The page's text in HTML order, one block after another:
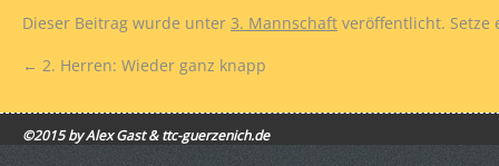
Dieser Beitrag wurde unter 3. Mannschaft veröffentlicht. Setze
← 2. Herren: Wieder ganz knapp
©2015 by Alex Gast & ttc-guerzenich.de